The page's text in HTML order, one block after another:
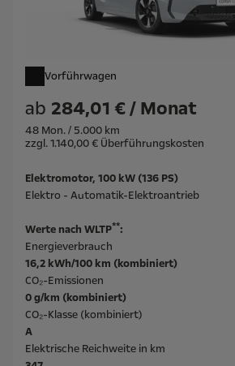
Vorführwagen
ab 284,01 € / Monat
48 Mon. / 5.000 km
zzgl. 1.140,00 € Überführungskosten
Elektromotor, 100 kW (136 PS)
Elektro - Automatik-Elektroantrieb
Werte nach WLTP**:
Energieverbrauch
16,2 kWh/100 km (kombiniert)
CO₂-Emissionen
0 g/km (kombiniert)
CO₂-Klasse (kombiniert)
A
Elektrische Reichweite in km